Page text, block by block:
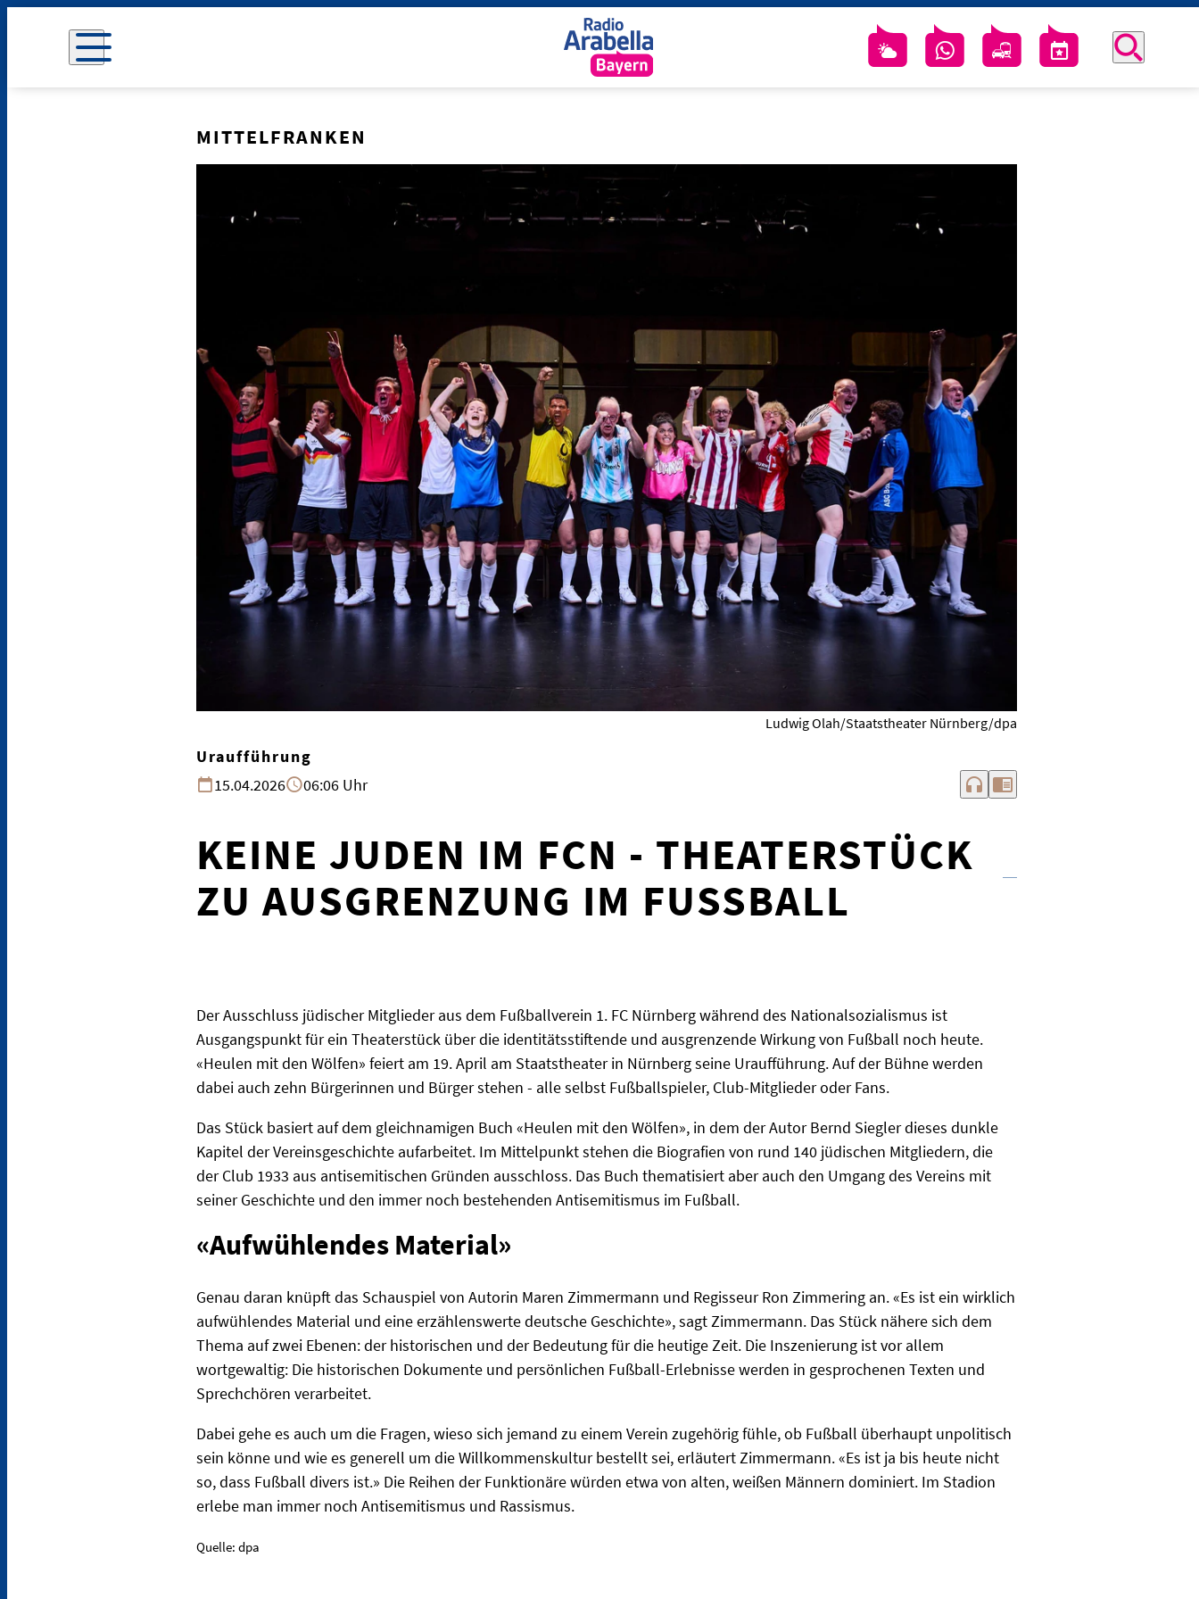
MITTELFRANKEN
Ludwig Olah/Staatstheater Nürnberg/dpa
Uraufführung
15.04.2026
06:06 Uhr headphones chrome_reader_mode
KEINE JUDEN IM FCN - THEATERSTÜCK
ZU AUSGRENZUNG IM FUSSBALL
Der Ausschluss jüdischer Mitglieder aus dem Fußballverein 1. FC Nürnberg während des Nationalsozialismus ist
Ausgangspunkt für ein Theaterstück über die identitätsstiftende und ausgrenzende Wirkung von Fußball noch heute.
«Heulen mit den Wölfen» feiert am 19. April am Staatstheater in Nürnberg seine Uraufführung. Auf der Bühne werden
dabei auch zehn Bürgerinnen und Bürger stehen - alle selbst Fußballspieler, Club-Mitglieder oder Fans.
Das Stück basiert auf dem gleichnamigen Buch «Heulen mit den Wölfen», in dem der Autor Bernd Siegler dieses dunkle
Kapitel der Vereinsgeschichte aufarbeitet. Im Mittelpunkt stehen die Biografien von rund 140 jüdischen Mitgliedern, die
der Club 1933 aus antisemitischen Gründen ausschloss. Das Buch thematisiert aber auch den Umgang des Vereins mit
seiner Geschichte und den immer noch bestehenden Antisemitismus im Fußball.
«Aufwühlendes Material»
Genau daran knüpft das Schauspiel von Autorin Maren Zimmermann und Regisseur Ron Zimmering an. «Es ist ein wirklich
aufwühlendes Material und eine erzählenswerte deutsche Geschichte», sagt Zimmermann. Das Stück nähere sich dem
Thema auf zwei Ebenen: der historischen und der Bedeutung für die heutige Zeit. Die Inszenierung ist vor allem
wortgewaltig: Die historischen Dokumente und persönlichen Fußball-Erlebnisse werden in gesprochenen Texten und
Sprechchören verarbeitet.
Dabei gehe es auch um die Fragen, wieso sich jemand zu einem Verein zugehörig fühle, ob Fußball überhaupt unpolitisch
sein könne und wie es generell um die Willkommenskultur bestellt sei, erläutert Zimmermann. «Es ist ja bis heute nicht
so, dass Fußball divers ist.» Die Reihen der Funktionäre würden etwa von alten, weißen Männern dominiert. Im Stadion
erlebe man immer noch Antisemitismus und Rassismus.
Quelle: dpa